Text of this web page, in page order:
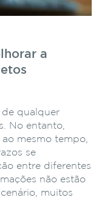
a
de qualquer
No entanto,
mesmo tempo,
se
entre diferentes
não estão
muitos